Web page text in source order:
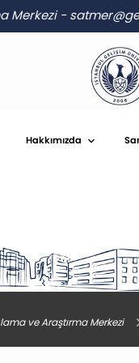
Merkezi-
Hakkımızda
ve Araştırma Merkezi